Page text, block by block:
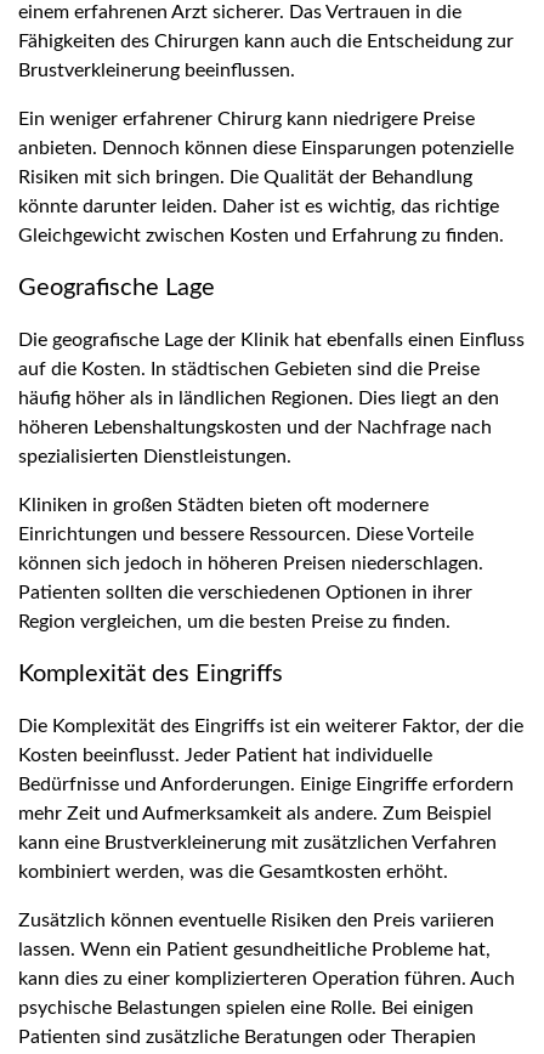
einem erfahrenen Arzt sicherer. Das Vertrauen in die
Fähigkeiten des Chirurgen kann auch die Entscheidung zur
Brustverkleinerung beeinflussen.
Ein weniger erfahrener Chirurg kann niedrigere Preise
anbieten. Dennoch können diese Einsparungen potenzielle
Risiken mit sich bringen. Die Qualität der Behandlung
könnte darunter leiden. Daher ist es wichtig, das richtige
Gleichgewicht zwischen Kosten und Erfahrung zu finden.
Geografische Lage
Die geografische Lage der Klinik hat ebenfalls einen Einfluss
auf die Kosten. In städtischen Gebieten sind die Preise
häufig höher als in ländlichen Regionen. Dies liegt an den
höheren Lebenshaltungskosten und der Nachfrage nach
spezialisierten Dienstleistungen.
Kliniken in großen Städten bieten oft modernere
Einrichtungen und bessere Ressourcen. Diese Vorteile
können sich jedoch in höheren Preisen niederschlagen.
Patienten sollten die verschiedenen Optionen in ihrer
Region vergleichen, um die besten Preise zu finden.
Komplexität des Eingriffs
Die Komplexität des Eingriffs ist ein weiterer Faktor, der die
Kosten beeinflusst. Jeder Patient hat individuelle
Bedürfnisse und Anforderungen. Einige Eingriffe erfordern
mehr Zeit und Aufmerksamkeit als andere. Zum Beispiel
kann eine Brustverkleinerung mit zusätzlichen Verfahren
kombiniert werden, was die Gesamtkosten erhöht.
Zusätzlich können eventuelle Risiken den Preis variieren
lassen. Wenn ein Patient gesundheitliche Probleme hat,
kann dies zu einer komplizierteren Operation führen. Auch
psychische Belastungen spielen eine Rolle. Bei einigen
Patienten sind zusätzliche Beratungen oder Therapien